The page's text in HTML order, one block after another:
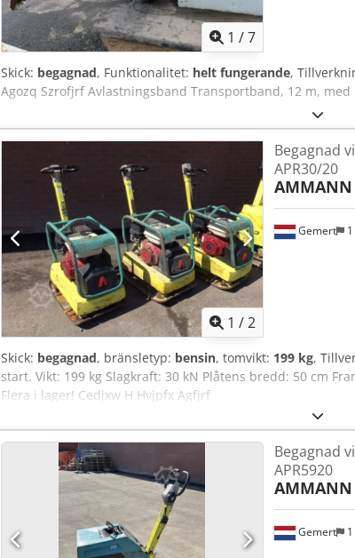
1 /7
Skick: begagnad, Funktionalitet: helt fungerande,
Agozq Szrofjrf Avlastningsband Transportband, 12 m,
1 /2
Gemert 1
Begagnad
APR30/20
AMMANN
Skick: begagnad, bränsletyp: bensin, tomvikt: 199 kg,
start. Vikt: 199 kg Slagkraft: 30 kN Plåtens bredd: 50 cm
Flera i lager! Cedjxw H Hvjpfx Agfjrf
Gemert 1
Begagnad
APR5920
AMMANN